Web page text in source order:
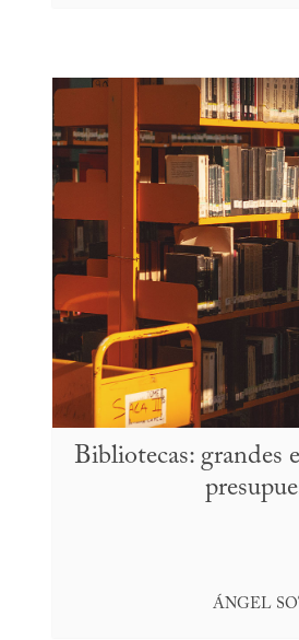
Bibliotecas: grandes
ÁNGEL